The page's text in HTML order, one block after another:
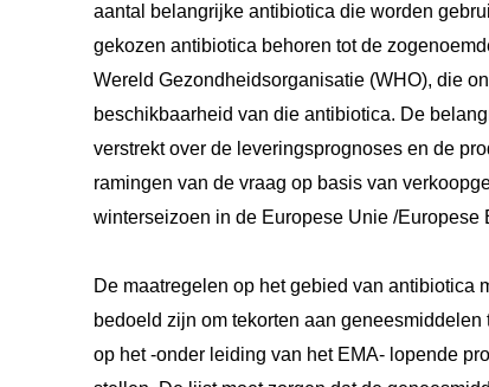
aantal belangrijke antibiotica die worden
gekozen antibiotica behoren tot de
Wereld Gezondheidsorganisatie (WHO), die
beschikbaarheid van die antibiotica. De
verstrekt over de leveringsprognoses en de
ramingen van de vraag op basis van
winterseizoen in de Europese Unie /Europese
De maatregelen op het gebied van antibiotica
bedoeld zijn om tekorten aan
op het -onder leiding van het EMA- lopende